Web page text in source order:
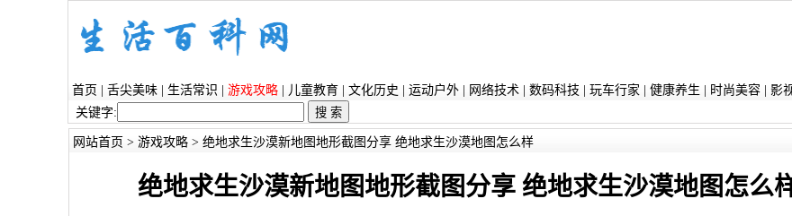
首页 舌尖美味| 生活常识 游戏攻略| 儿童教育| 文化历史 运动户外| 网络技术| 数码科技 玩车行家 健康养生 时尚美容| 影
关键字:
网站首页 > 游戏攻略> 绝地求生沙漠新地图地形截图分享 绝地求生沙漠地图怎么样
绝地求生沙漠新地图地形截图分享 绝地求生沙漠地图怎么